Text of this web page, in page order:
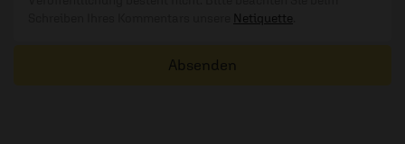
Netiquette
Absenden